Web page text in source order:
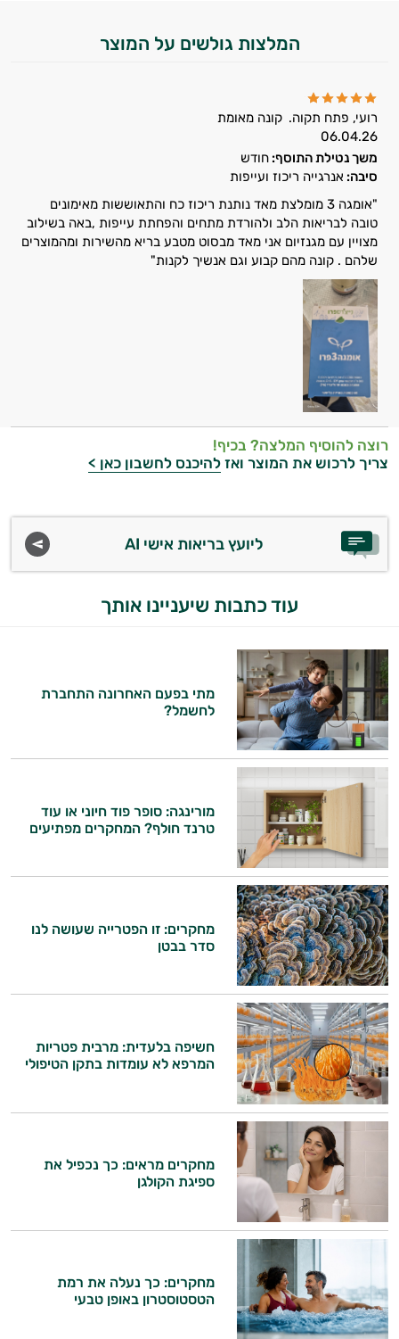
המלצות גולשים על המוצר
רועי, פתח תקוה. קונה מאומת
06.04.26
משך נטילת התוסף: חודש
סיבה: אנרגייה ריכוז ועייפות
"אומגה 3 מומלצת מאד נותנת ריכוז כח והתאוששות מאימונים
טובה לבריאות הלב ולהורדת מתחים והפחתת עייפות ,באה בשילוב
מצויין עם מגנזיום אני מאד מבסוט מטבע בריא מהשירות ומהמוצרים
שלהם . קונה מהם קבוע וגם אנשיך לקנות"
רוצה להוסיף המלצה? בכיף!
צריך לרכוש את המוצר ואז להיכנס לחשבון כאן >
ליועץ בריאות אישי AI
עוד כתבות שיעניינו אותך
מתי בפעם האחרונה התחברת
לחשמל?
מורינגה: סופר פוד חיוני או עוד
טרנד חולף? המחקרים מפתיעים
מחקרים: זו הפטרייה שעושה לנו
סדר בבטן
חשיפה בלעדית: מרבית פטריות
המרפא לא עומדות בתקן הטיפולי
מחקרים מראים: כך נכפיל את
ספיגת הקולגן
מחקרים: כך נעלה את רמת
הטסטוסטרון באופן טבעי
היי,
אני יועץ הבריאות האישי AI של טבע בריא.
התשובות שלי מבוססות על מאגרי מידע קליניים
וספרות מקצועית בתחומי הרפואה הטבעית
ותזונת הספורט.